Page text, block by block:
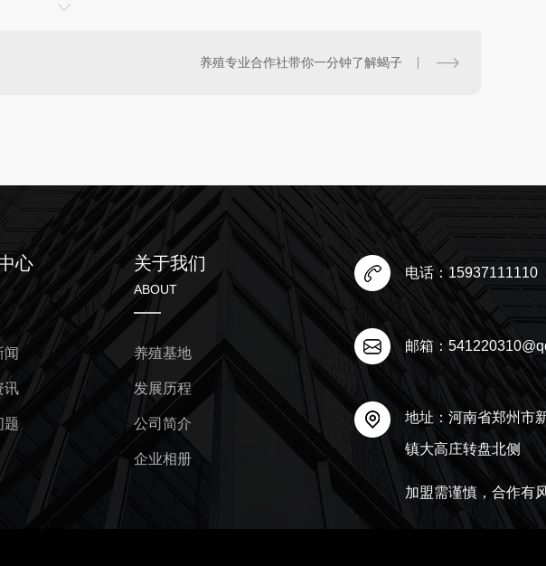
养殖专业合作社带你一分钟了解蝎子
心
闻
讯
题
关于我们
ABOUT
养殖基地
发展历程
公司简介
企业相册
电话：15937111110
邮箱：
地址：河南省郑州市
镇大高庄转盘北侧
加盟需谨慎，合作有